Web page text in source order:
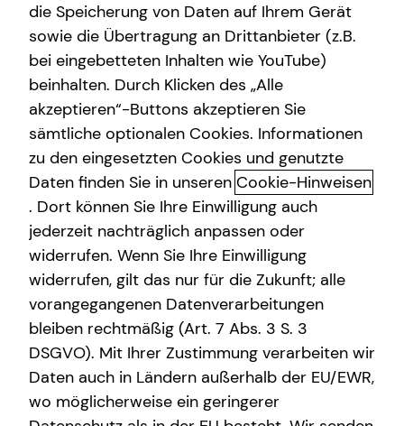
Gewerbliche Versicherungen
Private Krankenvorsorge
Immobilienfinanzierung
Betriebliche Altersvorsorge
Kapitalanlage Immobilien
Sach- und Vermögenssicherung
Expat
Altersvorsorge
Das Altersvorsorgedepot: Die nächste
Generation der privaten geförderten
Altersvorsorge
Die private Altersvorsorgereform ist auf den Weg
gebracht und eröffnet neue Möglichkeiten beim
Vermögensaufbau und bei deiner Altersvorsorge. Ab dem
01.01.2027 tritt sie in Kraft. Spannend daran sind vor allem
modernere und kostengünstigere Lösungen, mehr
Kapitalmarktorientierung, attraktivere Förderung und die
Einbeziehung weiterer Berufsgruppen.
Vorgesehen sind staatliche Zulagen von bis zu 540 Euro
die Speicherung von Daten auf Ihrem Gerät
sowie die Übertragung an Drittanbieter (z.B.
bei eingebetteten Inhalten wie YouTube)
beinhalten. Durch Klicken des „Alle
akzeptieren“-Buttons akzeptieren Sie
sämtliche optionalen Cookies. Informationen
zu den eingesetzten Cookies und genutzte
Daten finden Sie in unseren Cookie-Hinweisen
. Dort können Sie Ihre Einwilligung auch
jederzeit nachträglich anpassen oder
widerrufen. Wenn Sie Ihre Einwilligung
widerrufen, gilt das nur für die Zukunft; alle
vorangegangenen Datenverarbeitungen
bleiben rechtmäßig (Art. 7 Abs. 3 S. 3
DSGVO). Mit Ihrer Zustimmung verarbeiten wir
Daten auch in Ländern außerhalb der EU/EWR,
wo möglicherweise ein geringerer